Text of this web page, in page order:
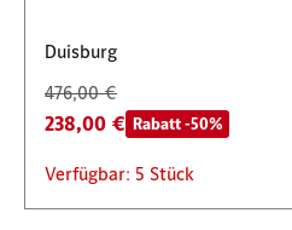
Duisburg
476,00 €
238,00 € Rabatt -50%
Verfügbar: 5 Stück